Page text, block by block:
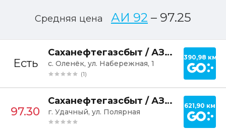
Средняя цена АИ 92 – 97.25
Есть
Саханефтегазсбыт / АЗС Оленёк
с. Оленёк, ул. Набережная, 1
(1)
390,98 км
97.30
Саханефтегазсбыт / АЗС №171
г. Удачный, ул. Полярная
621,90 км